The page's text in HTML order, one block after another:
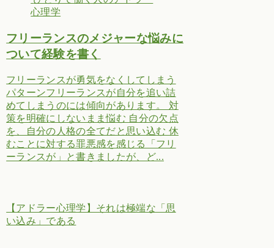
心理学
フリーランスのメジャーな悩みに
ついて経験を書く
フリーランスが勇気をなくしてしまう
パターンフリーランスが自分を追い詰
めてしまうのには傾向があります。 対
策を明確にしないまま悩む 自分の欠点
を、自分の人格の全てだと思い込む 休
むことに対する罪悪感を感じる「フリ
ーランスが」と書きましたが、ど...
【アドラー心理学】それは極端な「思
い込み」である